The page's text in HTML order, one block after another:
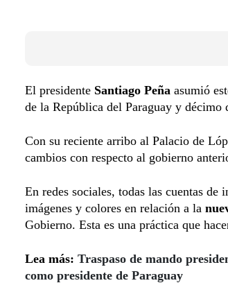
El presidente Santiago Peña asumió
de la República del Paraguay y décimo
Con su reciente arribo al Palacio de
cambios con respecto al gobierno
En redes sociales, todas las cuentas
imágenes y colores en relación a la
Gobierno. Esta es una práctica que
Lea más: Traspaso de mando
como presidente de Paraguay